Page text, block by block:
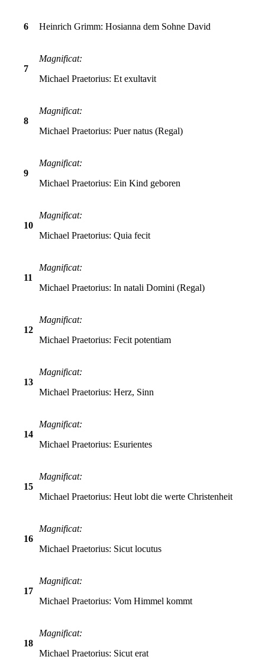
6 Heinrich Grimm: Hosianna dem Sohne David
7
Magnificat:
Michael Praetorius: Et exultavit
8
Magnificat:
Michael Praetorius: Puer natus (Regal)
9
Magnificat:
Michael Praetorius: Ein Kind geboren
10
Magnificat:
Michael Praetorius: Quia fecit
11
Magnificat:
Michael Praetorius: In natali Domini (Regal)
12
Magnificat:
Michael Praetorius: Fecit potentiam
13
Magnificat:
Michael Praetorius: Herz, Sinn
14
Magnificat:
Michael Praetorius: Esurientes
15
Magnificat:
Michael Praetorius: Heut lobt die werte Christenheit
16
Magnificat:
Michael Praetorius: Sicut locutus
17
Magnificat:
Michael Praetorius: Vom Himmel kommt
18
Magnificat:
Michael Praetorius: Sicut erat